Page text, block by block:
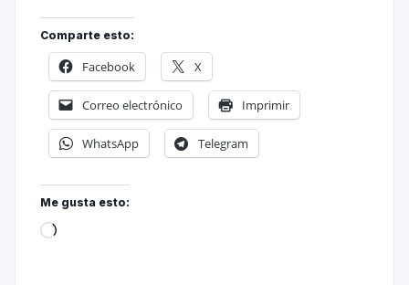
Comparte esto:
Facebook X
Correo electrónico Imprimir
WhatsApp Telegram
Me gusta esto: